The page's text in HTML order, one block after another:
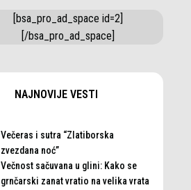
[bsa_pro_ad_space id=2]
[/bsa_pro_ad_space]
NAJNOVIJE VESTI
Večeras i sutra “Zlatiborska
zvezdana noć”
Večnost sačuvana u glini: Kako se
grnčarski zanat vratio na velika vrata